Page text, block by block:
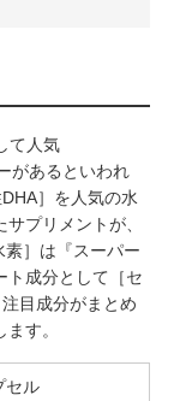
て人気
があるといわれ
］を人気の水
プリメントが、
素］は『スーパー
ト成分として［セ
目成分がまとめ
す。
セル